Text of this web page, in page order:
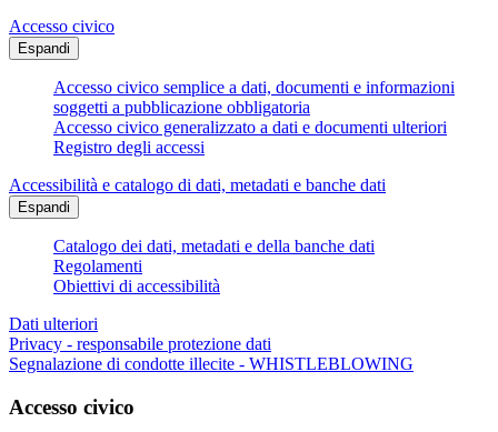
Accesso civico
Espandi
Accesso civico semplice a dati, documenti e informazioni
soggetti a pubblicazione obbligatoria
Accesso civico generalizzato a dati e documenti ulteriori
Registro degli accessi
Accessibilità e catalogo di dati, metadati e banche dati
Espandi
Catalogo dei dati, metadati e della banche dati
Regolamenti
Obiettivi di accessibilità
Dati ulteriori
Privacy - responsabile protezione dati
Segnalazione di condotte illecite - WHISTLEBLOWING
Accesso civico